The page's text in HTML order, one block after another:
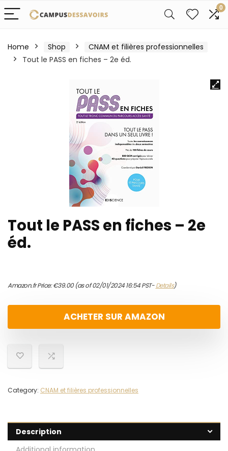
0
Home Shop
CNAM et filières professionnelles
Tout le PASS en fiches – 2e éd.
Tout le PASS en fiches – 2e
éd.
Amazon.fr Price:€39.00(as of 02/01/2024 16:54 PST-Details)
ACHETER SUR AMAZON
Category: CNAM et filières professionnelles
Description